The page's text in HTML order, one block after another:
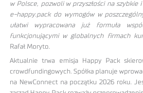
w Polsce, pozwoli w przyszłości na szybkie
e-happy.pack do wymogów w
ułatwi wypracowana już formuła
funkcjonującymi w globalnych firmach
Rafał Moryto.
Aktualnie trwa emisja Happy Pack
crowdfundingowych. Spółka planuje
na NewConnect na początku 2026 roku.